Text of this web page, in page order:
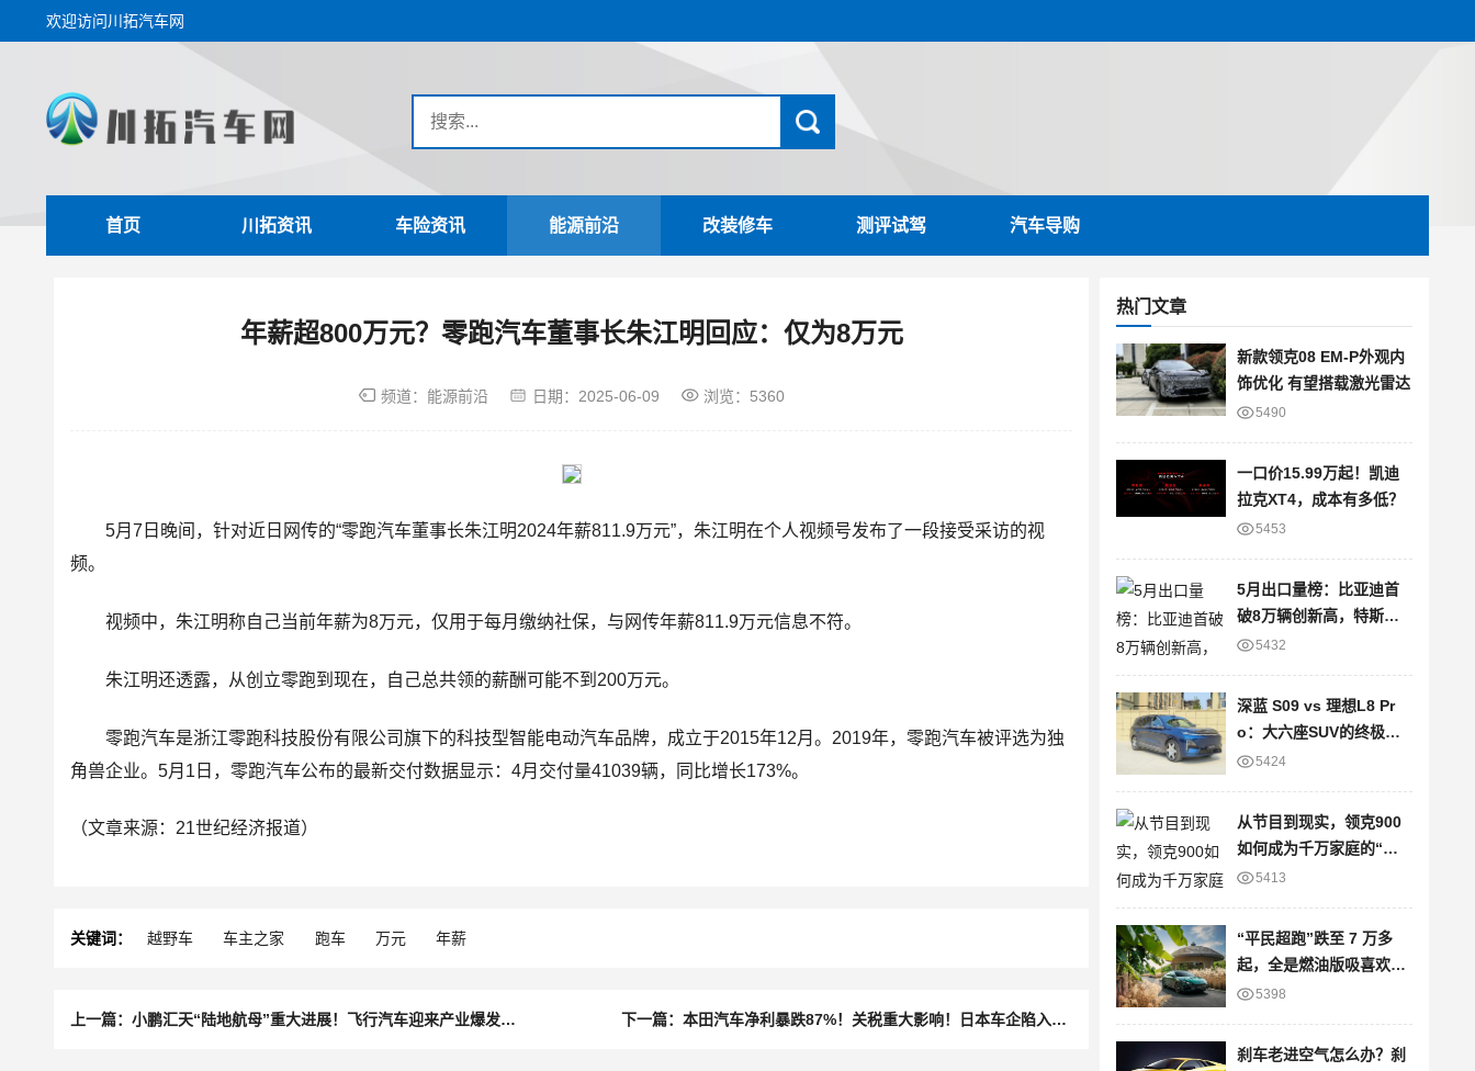
欢迎访问川拓汽车网
首页 川拓资讯 车险资讯 能源前沿 改装修车 测评试驾 汽车导购
热门文章
新款领克08 EM-P外观内
饰优化 有望搭载激光雷达
5490
一口价15.99万起！凯迪
拉克XT4，成本有多低？
5453
5月出口量榜：比亚迪首
破8万辆创新高，特斯拉
大降22%
5432
深蓝 S09 vs 理想L8 Pr
o：大六座SUV的终极对
决 5424
从节目到现实，领克900
如何成为千万家庭的“信
任之选”？
5413
“平民超跑”跌至 7 万多
起，全是燃油版吸喜欢的
进 5398
刹车老进空气怎么办？刹
年薪超800万元？零跑汽车董事长朱江明回应：仅为8万元
频道： 能源前沿 日期： 2025-06-09 浏览：5360
5月7日晚间，针对近日网传的“零跑汽车董事长朱江明2024年薪811.9万元”，朱江明在个人视频号发布了一段接受采访的视
频。
视频中，朱江明称自己当前年薪为8万元，仅用于每月缴纳社保，与网传年薪811.9万元信息不符。
朱江明还透露，从创立零跑到现在，自己总共领的薪酬可能不到200万元。
零跑汽车是浙江零跑科技股份有限公司旗下的科技型智能电动汽车品牌，成立于2015年12月。2019年，零跑汽车被评选为独
角兽企业。5月1日，零跑汽车公布的最新交付数据显示：4月交付量41039辆，同比增长173%。
（文章来源：21世纪经济报道）
关键词： 越野车 车主之家 跑车 万元 年薪
上一篇：小鹏汇天“陆地航母”重大进展！飞行汽车迎来产业爆发临界点 机构盯上这些潜力股 下一篇：本田汽车净利暴跌87%！关税重大影响！日本车企陷入困境！